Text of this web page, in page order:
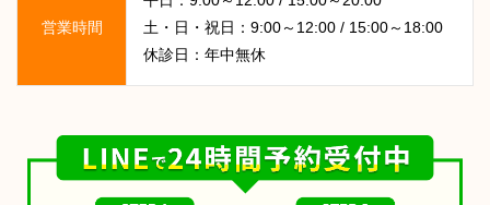
営業時間
土・日・祝日：9:00～12:00 / 15:00～18:00
休診日：年中無休